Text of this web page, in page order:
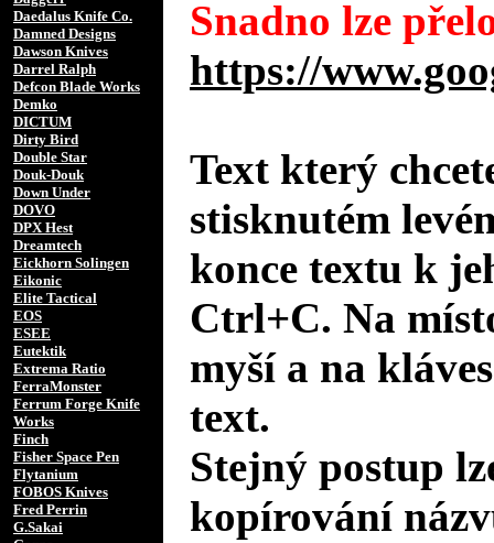
Daedalus Knife Co.
Damned Designs
Dawson Knives
Darrel Ralph
Defcon Blade Works
Demko
DICTUM
Dirty Bird
Double Star
Douk-Douk
Down Under
DOVO
DPX Hest
Dreamtech
Eickhorn Solingen
Eikonic
Elite Tactical
EOS
ESEE
Eutektik
Extrema Ratio
FerraMonster
Ferrum Forge Knife
Works
Finch
Fisher Space Pen
Flytanium
FOBOS Knives
Fred Perrin
G.Sakai
Snadno lze
https://
Text který
stisknutém
konce textu k
Ctrl+C. Na
myší a na
text.
Stejný postup
kopírování